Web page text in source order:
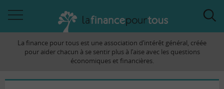
àLa finance pour tous est une association d’intérêt général, créée
pour aider chacun à se sentir plus à l’aise avec les questions
économiques et financières.